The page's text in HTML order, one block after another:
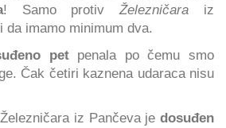
! Samo protivŽelezničara iz
da imamo minimum dva.
petpenala po čemu smo
Čak četiri kaznena udaraca nisu
iz Pančeva je dosuđen